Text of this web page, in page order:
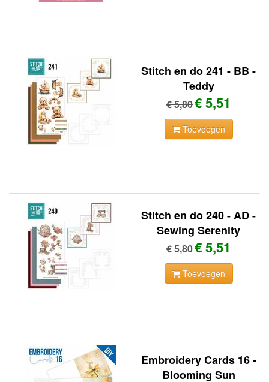
Stitch en do 241 - BB -
Teddy
€ 5,80€ 5,51
Toevoegen
Stitch en do 240 - AD -
Sewing Serenity
€ 5,80€ 5,51
Toevoegen
Embroidery Cards 16 -
Blooming Sun